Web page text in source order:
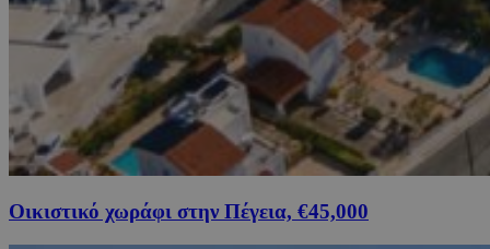
Οικιστικό χωράφι στην Πέγεια, €45,000